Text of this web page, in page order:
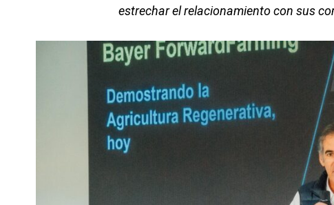
estrechar el relacionamiento con sus